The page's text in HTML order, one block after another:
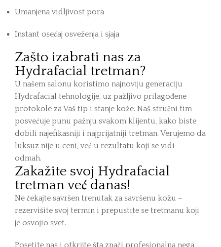
Umanjena vidljivost pora
Instant osećaj osveženja i sjaja
Zašto izabrati nas za
Hydrafacial tretman?
U našem salonu koristimo najnoviju generaciju
Hydrafacial tehnologije, uz pažljivo prilagođene
protokole za Vaš tip i stanje kože. Naš stručni tim
posvećuje punu pažnju svakom klijentu, kako biste
dobili najefikasniji i najprijatniji tretman. Verujemo da
luksuz nije u ceni, već u rezultatu koji se vidi –
odmah.
Zakažite svoj Hydrafacial
tretman već danas!
Ne čekajte savršen trenutak za savršenu kožu –
rezervišite svoj termin i prepustite se tretmanu koji
je osvojio svet.
Posetite nas i otkrijte šta znači profesionalna nega